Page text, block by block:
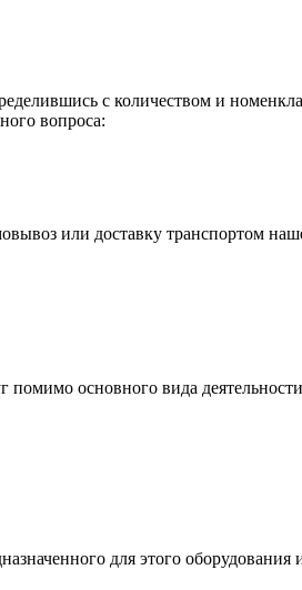
с количеством и
вопроса:
или доставку транспортом
основного вида
для этого